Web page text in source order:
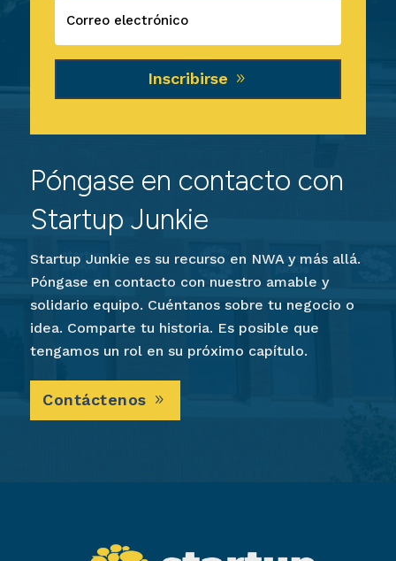
Inscribirse
Póngase en contacto con
Startup Junkie
Startup Junkie es su recurso en NWA y más allá.
Póngase en contacto con nuestro amable y
solidario equipo. Cuéntanos sobre tu negocio o
idea. Comparte tu historia. Es posible que
tengamos un rol en su próximo capítulo.
Contáctenos